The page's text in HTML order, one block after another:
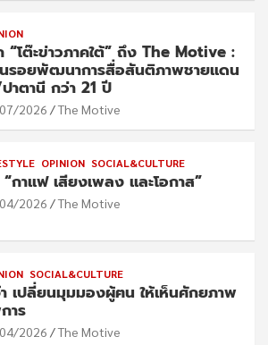
“โต๊ะข่าวภาคใต้” ถึง The Motive :
รอยพัฒนาการสื่อสันติภาพชายแดน
าตานี กว่า 21 ปี
2026 The Motive
OPINION SOCIAL&CULTURE
กาแฟ เสียงเพลง และโอกาส”
2026 The Motive
SOCIAL&CULTURE
เปลี่ยนมุมมองผู้ฅน ให้เห็นศักยภาพ
าร
2026 The Motive